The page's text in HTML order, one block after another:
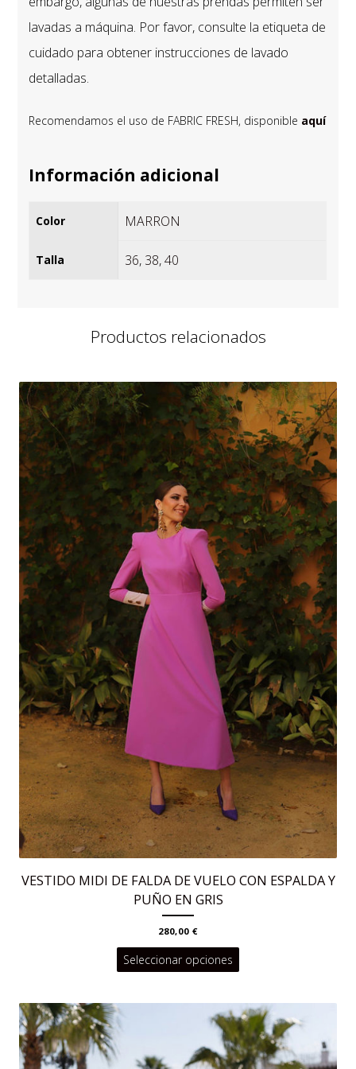
lavadas a máquina. Por favor, consulte la etiqueta de
cuidado para obtener instrucciones de lavado
detalladas.
Recomendamos el uso de FABRIC FRESH, disponible aquí
Información adicional
Color MARRON
Talla 36, 38,40
Productos relacionados
VESTIDO MIDI DE FALDA DE VUELO CON ESPALDA Y
PUÑO EN GRIS
280,00 €
Seleccionar opciones
tiene
múltiples
variantes.